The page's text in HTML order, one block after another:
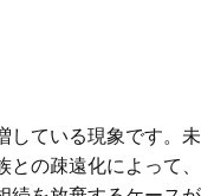
している現象です。未
の疎遠化によって、